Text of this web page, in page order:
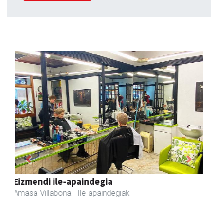
Fleming Herri Eskola
Amasa-Villabona - Hezkuntza
Previous Next